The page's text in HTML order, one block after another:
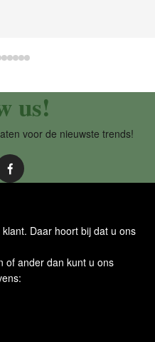
us!
voor de nieuwste trends!
Daar hoort bij dat u ons
of ander dan kunt u ons